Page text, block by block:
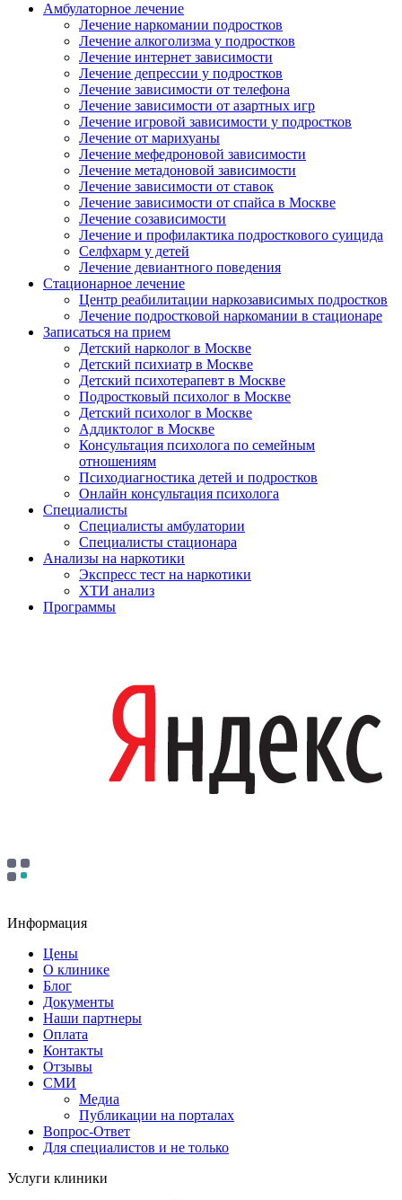
Амбулаторное лечение
Лечение наркомании подростков
Лечение алкоголизма у подростков
Лечение интернет зависимости
Лечение депрессии у подростков
Лечение зависимости от телефона
Лечение зависимости от азартных игр
Лечение игровой зависимости у подростков
Лечение от марихуаны
Лечение мефедроновой зависимости
Лечение метадоновой зависимости
Лечение зависимости от ставок
Лечение зависимости от спайса в Москве
Лечение созависимости
Лечение и профилактика подросткового суицида
Селфхарм у детей
Лечение девиантного поведения
Стационарное лечение
Центр реабилитации наркозависимых подростков
Лечение подростковой наркомании в стационаре
Записаться на прием
Детский нарколог в Москве
Детский психиатр в Москве
Детский психотерапевт в Москве
Подростковый психолог в Москве
Детский психолог в Москве
Аддиктолог в Москве
Консультация психолога по семейным
отношениям
Психодиагностика детей и подростков
Онлайн консультация психолога
Специалисты
Специалисты амбулатории
Специалисты стационара
Анализы на наркотики
Экспресс тест на наркотики
ХТИ анализ
Программы
Информация
Цены
О клинике
Блог
Документы
Наши партнеры
Оплата
Контакты
Отзывы
СМИ
Медиа
Публикации на порталах
Вопрос-Ответ
Для специалистов и не только
Услуги клиники